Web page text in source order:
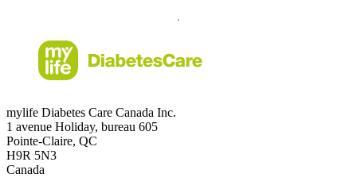
mylife Diabetes Care Canada Inc.
1 avenue Holiday, bureau 605
Pointe-Claire, QC
H9R 5N3
Canada